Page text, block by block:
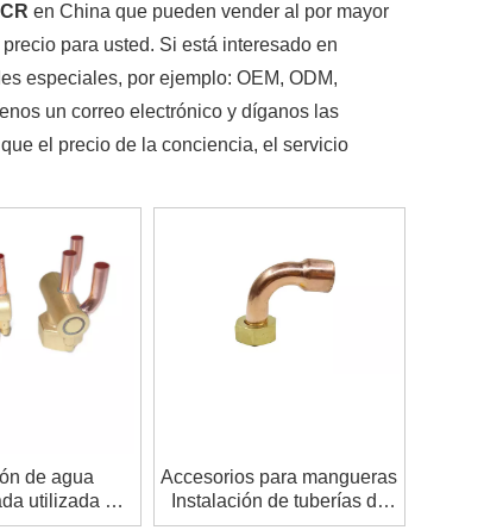
en China que pueden vender al por mayor
para usted. Si está interesado en
especiales, por ejemplo: OEM, ODM,
un correo electrónico y díganos las
el precio de la conciencia, el servicio
de agua
utilizada en
de calor
Accesorios para mangueras
Instalación de tuberías de
cobre para refrigeración